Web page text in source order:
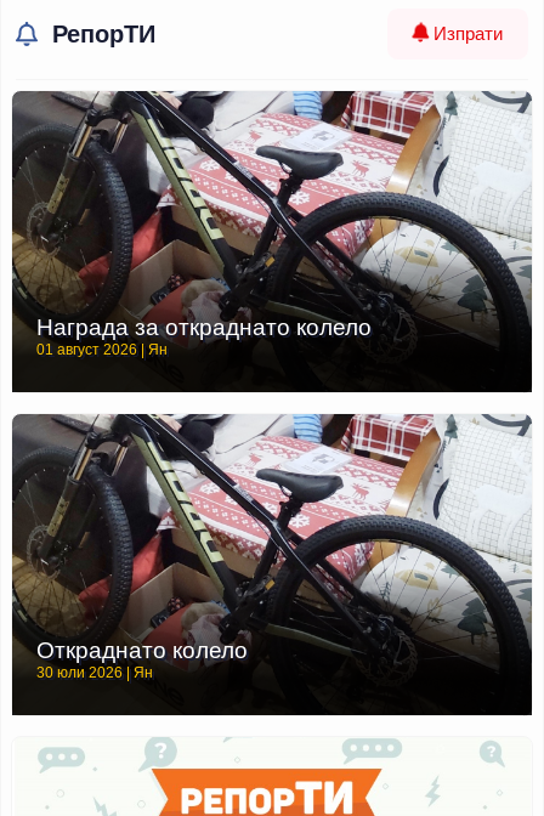
РепорТИ Изпрати
Награда за откраднато колело
01 август 2026 | Ян
Откраднато колело
30 юли 2026 | Ян